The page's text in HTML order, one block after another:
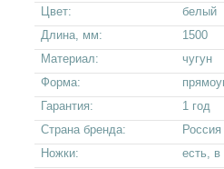
Цвет:
белый
Длина, мм:
1500
Материал:
чугун
Форма:
Гарантия:
1 год
Страна бренда:
Россия
Ножки:
есть, в